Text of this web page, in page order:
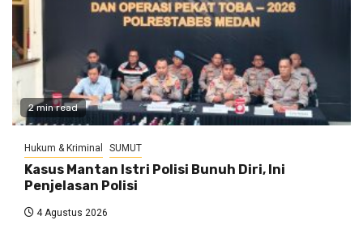
2 min read
Hukum & Kriminal SUMUT
Kasus Mantan Istri Polisi Bunuh Diri, Ini
Penjelasan Polisi
4 Agustus 2026